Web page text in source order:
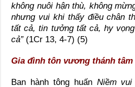
không nuôi hận thù, không
nhưng vui khi thấy điều chân
tất cả, tin tưởng tất cả, hy
cả” (1Cr 13, 4-7) (5)
Gia đình tôn vương thánh tâm
Ban hành tông huấn Niềm